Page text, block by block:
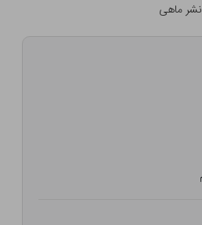
نشر ماهی